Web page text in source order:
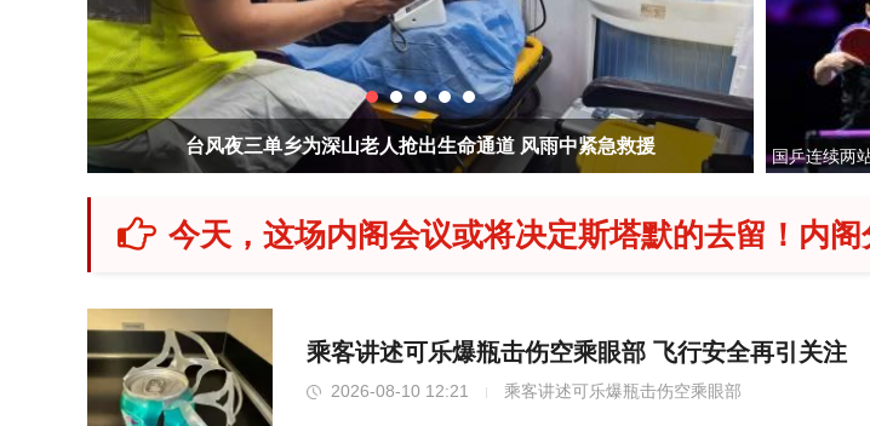
上海中心城区暴雨预警升级为橙色 防汛响应提升至Ⅱ级 国乒连续两
今天，这场内阁会议或将决定斯塔默的去留！内
乘客讲述可乐爆瓶击伤空乘眼部 飞行安全再引关注
2026-08-10 12:21 乘客讲述可乐爆瓶击伤空乘眼部